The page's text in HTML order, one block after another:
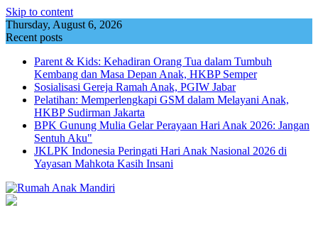
Skip to content
Thursday, August 6, 2026
Recent posts
Parent & Kids: Kehadiran Orang Tua dalam Tumbuh
Kembang dan Masa Depan Anak, HKBP Semper
Sosialisasi Gereja Ramah Anak, PGIW Jabar
Pelatihan: Memperlengkapi GSM dalam Melayani Anak,
HKBP Sudirman Jakarta
BPK Gunung Mulia Gelar Perayaan Hari Anak 2026: Jangan
Sentuh Aku"
JKLPK Indonesia Peringati Hari Anak Nasional 2026 di
Yayasan Mahkota Kasih Insani